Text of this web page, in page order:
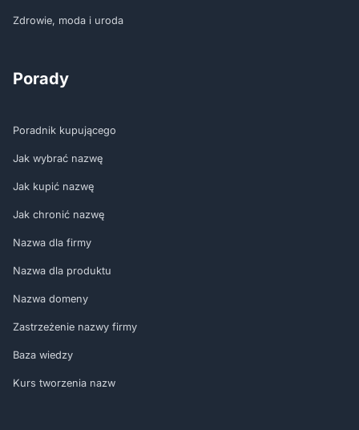
Zdrowie, moda i uroda
Porady
Poradnik kupującego
Jak wybrać nazwę
Jak kupić nazwę
Jak chronić nazwę
Nazwa dla firmy
Nazwa dla produktu
Nazwa domeny
Zastrzeżenie nazwy firmy
Baza wiedzy
Kurs tworzenia nazw